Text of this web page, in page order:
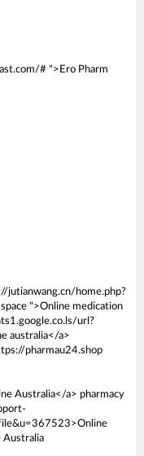
# ">Ero Pharm
jutianwang.cn/home.php?
">Online medication
url?
australia</a>
pharmau24.shop
Australia</a> pharmacy
Australia